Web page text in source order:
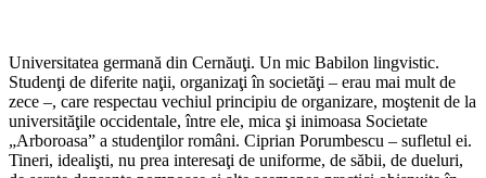
Universitatea germană din Cernăuţi. Un mic Babilon lingvistic.
Studenţi de diferite naţii, organizaţi în societăţi – erau mai mult de
zece –, care respectau vechiul principiu de organi­zare, moştenit de la
universităţile occiden­tale, între ele, mica şi inimoasa Societate
„Arboroasa” a studenţilor români. Ciprian Porumbescu – sufletul ei.
Tineri, idealişti, nu prea interesaţi de uniforme, de săbii, de dueluri,